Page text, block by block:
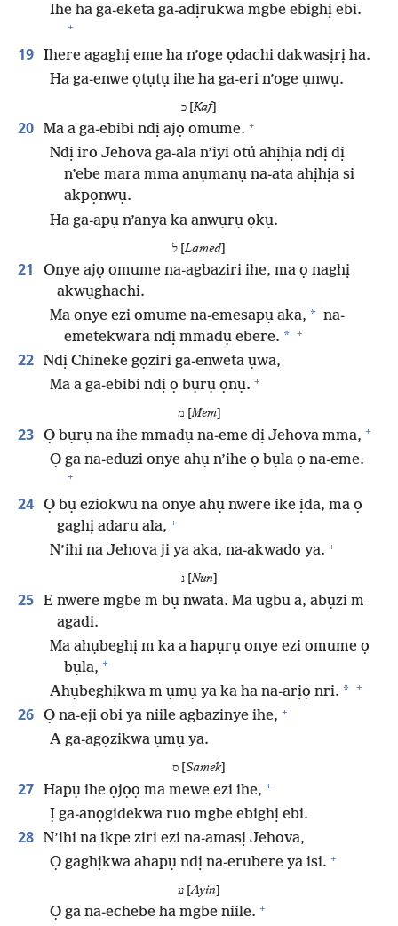
Ihe ha ga-eketa ga-adịrukwa mgbe ebighị ebi.
+
19 Ihere agaghị eme ha n’oge ọdachi dakwasịrị ha.
Ha ga-enwe ọtụtụ ihe ha ga-eri n’oge ụnwụ.
כ [Kaf]
20 Ma a ga-ebibi ndị ajọ omume. +
Ndị iro Jehova ga-ala n’iyi otú ahịhịa ndị dị
n’ebe mara mma anụmanụ na-ata ahịhịa si
akpọnwụ.
Ha ga-apụ n’anya ka anwụrụ ọkụ.
ל [Lamed]
21
Onye ajọ omume na-agbaziri ihe, ma ọ naghị
akwụghachi.
Ma onye ezi omume na-emesapụ aka, * na-
emetekwara ndị mmadụ ebere. * +
22 Ndị Chineke gọziri ga-enweta ụwa,
Ma a ga-ebibi ndị ọ bụrụ ọnụ. +
מ [Mem]
23 Ọ bụrụ na ihe mmadụ na-eme dị Jehova mma, +
Ọ ga na-eduzi onye ahụ n’ihe ọ bụla ọ na-eme.
+
24 Ọ bụ eziokwu na onye ahụ nwere ike ịda, ma ọ
gaghị adaru ala, +
N’ihi na Jehova ji ya aka, na-akwado ya. +
נ [Nun]
25 E nwere mgbe m bụ nwata. Ma ugbu a, abụzi m
agadi.
Ma ahụbeghị m ka a hapụrụ onye ezi omume ọ
bụla, +
Ahụbeghịkwa m ụmụ ya ka ha na-arịọ nri. * +
26 Ọ na-eji obi ya niile agbazinye ihe, +
A ga-agọzikwa ụmụ ya.
Samek]
27 Hapụ ihe ọjọọ ma mewe ezi ihe, +
Ị ga-anọgidekwa ruo mgbe ebighị ebi.
28 N’ihi na ikpe ziri ezi na-amasị Jehova,
Ọ gaghịkwa ahapụ ndị na-erubere ya isi. +
ע [Ayin
Ọ ga na-echebe ha mgbe niile. +